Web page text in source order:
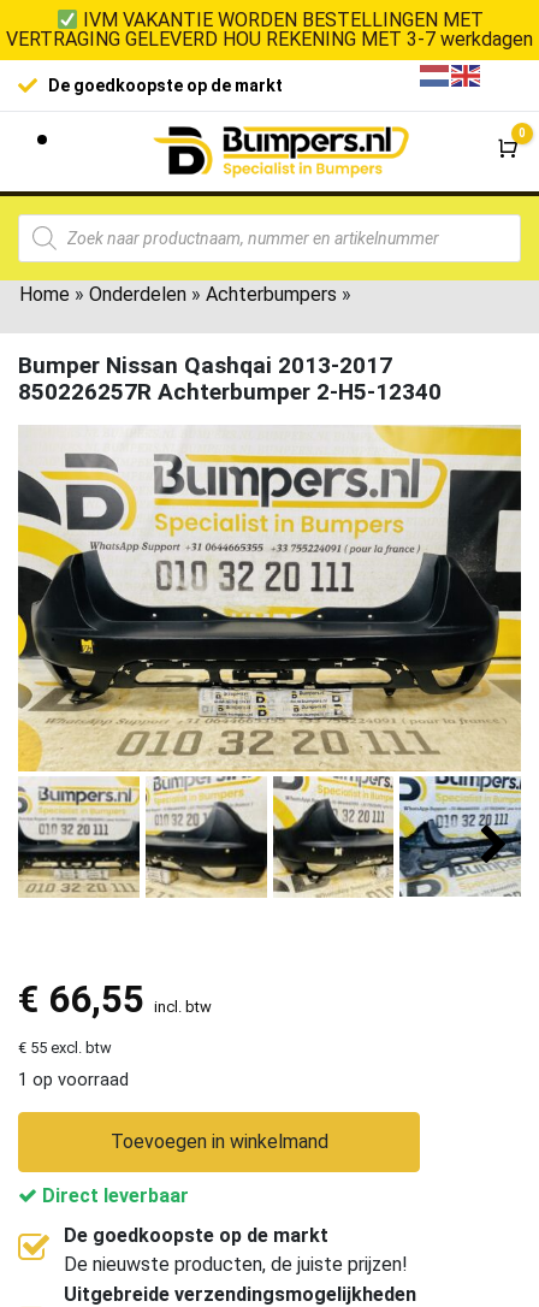
IVM VAKANTIE WORDEN BESTELLINGEN MET
VERTRAGING GELEVERD HOU REKENING MET 3-7 werkdagen
De goedkoopste op de markt
0
Home » Onderdelen » Achterbumpers »
Bumper Nissan Qashqai 2013-2017
850226257R Achterbumper 2-H5-12340
€ 66,55 incl. btw
€ 55 excl. btw
1 op voorraad
Toevoegen in winkelmand
Direct leverbaar
De goedkoopste op de markt
De nieuwste producten, de juiste prijzen!
Uitgebreide verzendingsmogelijkheden